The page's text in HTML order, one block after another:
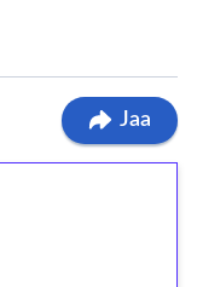
Jaa